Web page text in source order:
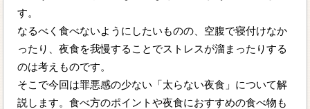
す。
なるべく食べないようにしたいものの、空腹で寝付けなか
ったり、夜食を我慢することでストレスが溜まったりする
のは考えものです。
そこで今回は罪悪感の少ない「太らない夜食」について解
説します。食べ方のポイントや夜食におすすめの食べ物も